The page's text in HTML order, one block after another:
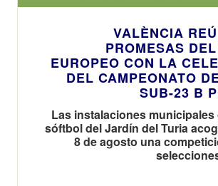
VALÈNCIA
PROMESAS
EUROPEO CON LA
DEL CAMPEONATO
SUB-23 B
Las instalaciones
sóftbol del Jardín del Turia
8 de agosto una